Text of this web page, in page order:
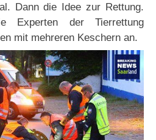
Dann die Idee zur Rettung.
Experten der Tierrettung
mit mehreren Keschern an.